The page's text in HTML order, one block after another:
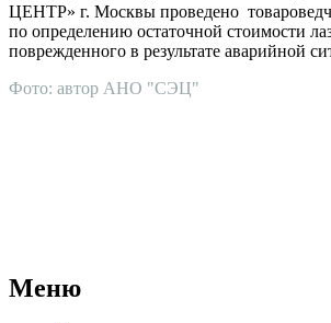
ЦЕНТР» г. Москвы проведено
по определению остаточной стоимости
поврежденного в результате аварийной
Фото: автор АНО "СЭЦ"
Меню